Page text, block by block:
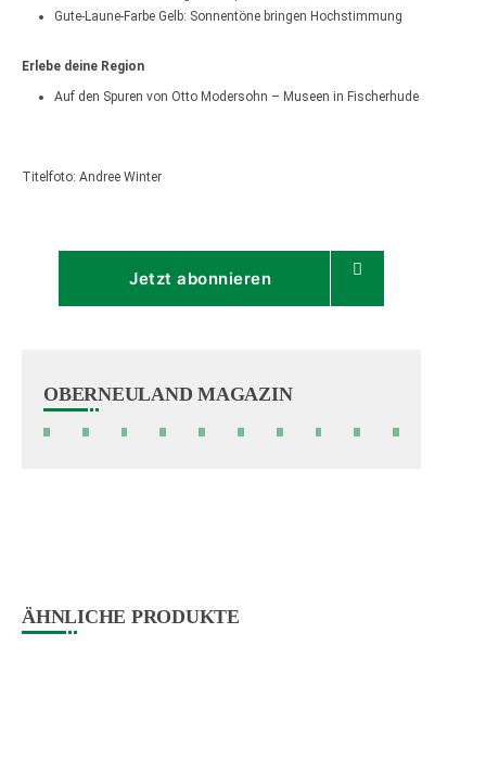
Gute-Laune-Farbe Gelb: Sonnentöne bringen Hochstimmung
Erlebe deine Region
Auf den Spuren von Otto Modersohn – Museen in Fischerhude
Titelfoto: Andree Winter
Jetzt abonnieren
OBERNEULAND MAGAZIN
Oberneuland Magazin 07/08/2026
Oberneuland Magazin 06/2026
Oberneuland Magazin 05/2026
Oberneuland Magazin 04/2026
Oberneuland Magazin 03/2026
Oberneuland Magazin 02/2026
Oberneuland Magazin 12/
Oberneuland Magazin
Oberneuland
ÄHNLICHE PRODUKTE